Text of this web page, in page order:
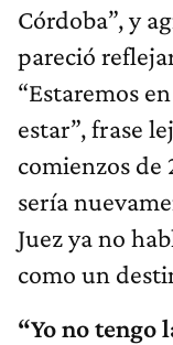
Córdoba”, y
pareció
“Estaremos
estar”, frase
comienzos de
sería
Juez ya no
como un
“Yo no tengo